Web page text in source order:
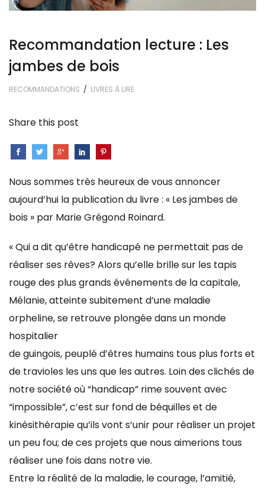
Recommandation lecture : Les
jambes de bois
RECOMMANDATIONS / LIVRES À LIRE
Share this post
Nous sommes très heureux de vous annoncer
aujourd’hui la publication du livre : « Les jambes de
bois » par Marie Grégond Roinard.
« Qui a dit qu’être handicapé ne permettait pas de
réaliser ses rêves? Alors qu’elle brille sur les tapis
rouge des plus grands événements de la capitale,
Mélanie, atteinte subitement d’une maladie
orpheline, se retrouve plongée dans un monde
hospitalier
de guingois, peuplé d’êtres humains tous plus forts et
de travioles les uns que les autres. Loin des clichés de
notre société où “handicap” rime souvent avec
“impossible”, c’est sur fond de béquilles et de
kinésithérapie qu’ils vont s’unir pour réaliser un projet
un peu fou; de ces projets que nous aimerions tous
réaliser une fois dans notre vie.
Entre la réalité de la maladie, le courage, l’amitié,